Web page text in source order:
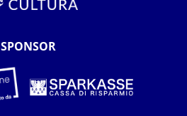
SPONSOR